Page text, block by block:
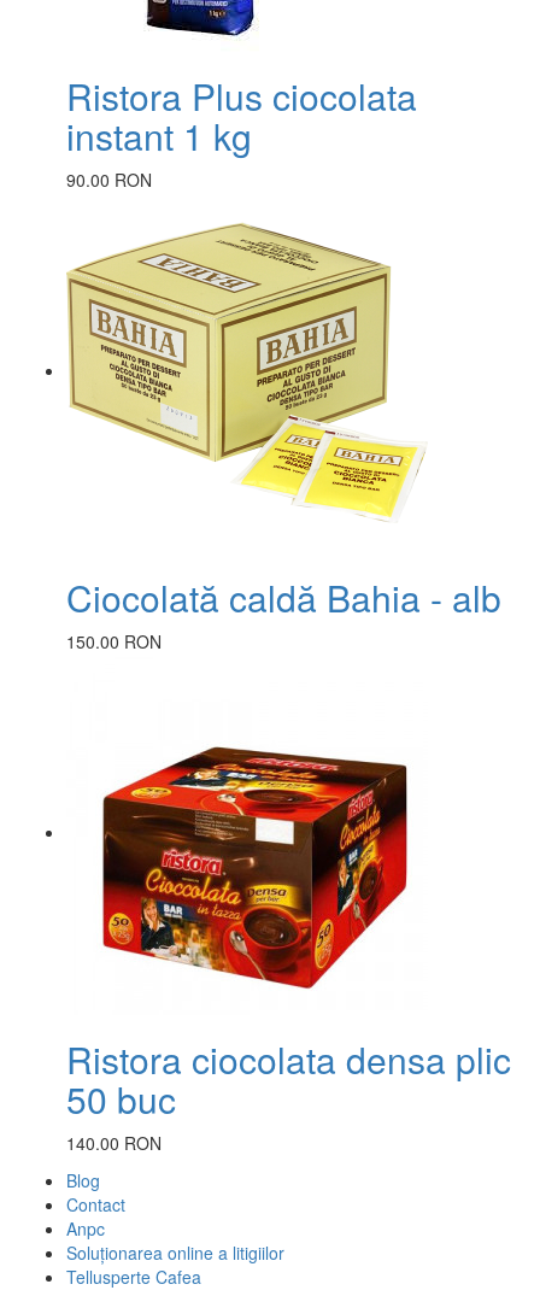
Ristora Plus ciocolata
instant 1 kg
90.00 RON
Ciocolată caldă Bahia - alb
150.00 RON
Ristora ciocolata densa plic
50 buc
140.00 RON
Blog
Contact
Anpc
Soluționarea online a litigiilor
Tellusperte Cafea